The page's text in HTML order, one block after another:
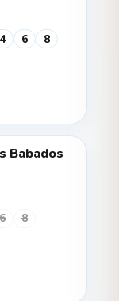
4 6 8
Babados
6 8